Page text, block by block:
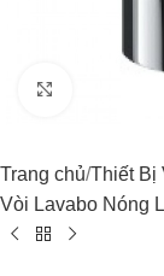
Trang chủ Thiết Bị
Vòi Lavabo Nóng